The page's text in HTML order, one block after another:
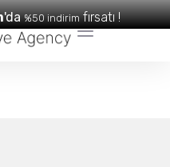
'da %50 indirim fırsatı !
Hizmetleri